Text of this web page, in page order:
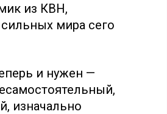
из КВН,
мира сего
и нужен —
изначально